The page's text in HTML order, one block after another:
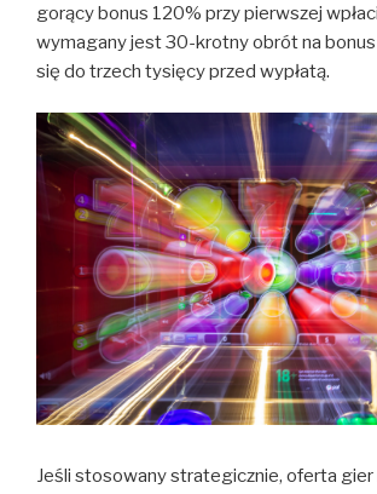
gorący bonus 120% przy pierwszej
wymagany jest 30-krotny obrót na
się do trzech tysięcy przed wypłatą.
Jeśli stosowany strategicznie, oferta gier